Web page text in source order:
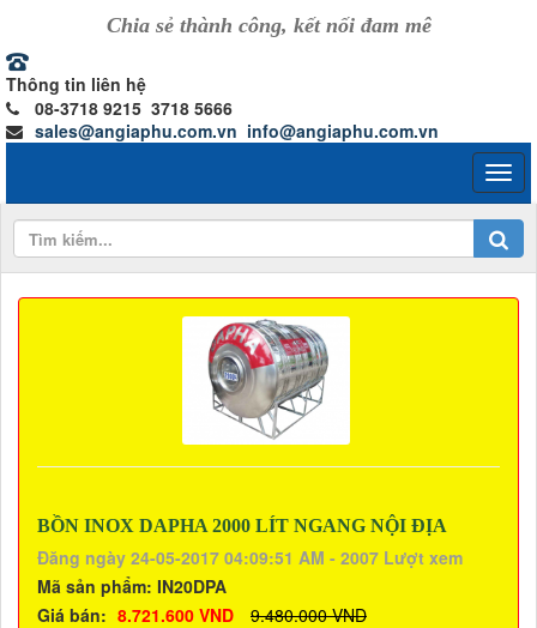
Chia sẻ thành công, kết nối đam mê
Thông tin liên hệ
08-3718 9215 3718 5666
sales@angiaphu.com.vn info@angiaphu.com.vn
BỒN INOX DAPHA 2000 LÍT NGANG NỘI ĐỊA
Đăng ngày 24-05-2017 04:09:51 AM - 2007 Lượt xem
Mã sản phẩm: IN20DPA
Giá bán: 8.721.600 VND
9.480.000 VND